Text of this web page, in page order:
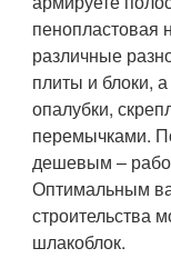
пенопластовая
различные
плиты и блоки,
опалубки,
перемычками.
дешевым –
Оптимальным
строительства
шлакоблок.